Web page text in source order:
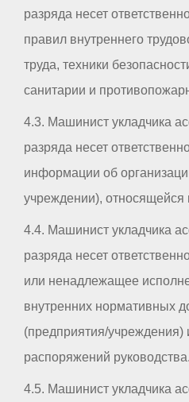
разряда несет
правил внутреннего
труда, техники
санитарии и
4.3. Машинист укладчика
разряда несет
информации об
учреждении), относящейся
4.4. Машинист укладчика
разряда несет
или ненадлежащее
внутренних нормативных
(предприятия/учреждения)
распоряжений руководства.
4.5. Машинист укладчика